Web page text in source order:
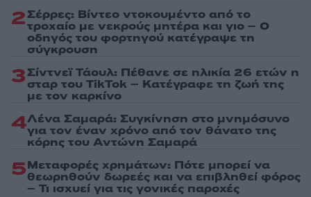
2Σέρρες: Βίντεο ντοκουμέντο από το
τροχαίο με νεκρούς μητέρα και γιο – Ο
οδηγός του φορτηγού κατέγραψε τη
σύγκρουση
3Σίντνεϊ Τάουλ: Πέθανε σε ηλικία 26 ετών η
σταρ του TikTok – Kατέγραφε τη ζωή της
με τον καρκίνο
4Λένα Σαμαρά: Συγκίνηση στο μνημόσυνο
για τον έναν χρόνο από τον θάνατο της
κόρης του Αντώνη Σαμαρά
5Μεταφορές χρημάτων: Πότε μπορεί να
θεωρηθούν δωρεές και να επιβληθεί φόρος
– Τι ισχυεί για τις γονικές παροχές